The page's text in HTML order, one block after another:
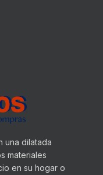
una dilatada
materiales
en su hogar o